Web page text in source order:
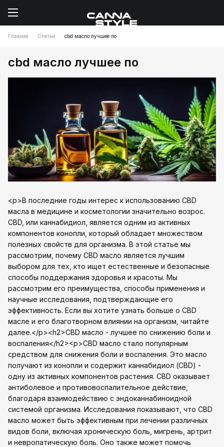
Главная Статьи cbd масло лучшее по
cbd масло лучшее по
<p>В последние годы интерес к использованию CBD
масла в медицине и косметологии значительно возрос.
CBD, или каннабидиол, является одним из активных
компонентов конопли, который обладает множеством
полезных свойств для организма. В этой статье мы
рассмотрим, почему CBD масло является лучшим
выбором для тех, кто ищет естественные и безопасные
способы поддержания здоровья и красоты. Мы
рассмотрим его преимущества, способы применения и
научные исследования, подтверждающие его
эффективность. Если вы хотите узнать больше о CBD
масле и его благотворном влиянии на организм, читайте
далее.</p><h2>CBD масло - лучшее по снижению боли и
воспаления</h2><p>CBD масло стало популярным
средством для снижения боли и воспаления. Это масло
получают из конопли и содержит каннабидиол (CBD) -
одну из активных компонентов растения. CBD оказывает
антиболевое и противовоспалительное действие,
благодаря взаимодействию с эндоканнабиноидной
системой организма. Исследования показывают, что CBD
масло может быть эффективным при лечении различных
видов боли, включая хроническую боль, мигрень, артрит
и невропатическую боль. Оно также может помочь